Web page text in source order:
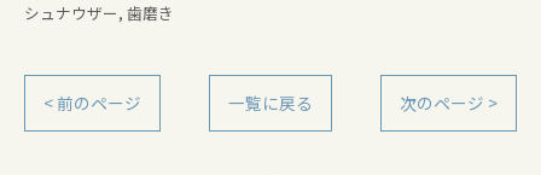
シュナウザー 歯磨き
< 前のページ 一覧に戻る 次のページ >